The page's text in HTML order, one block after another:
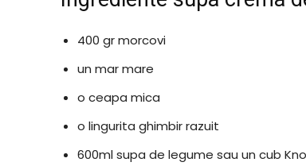
400 gr morcovi
un mar mare
o ceapa mica
o lingurita ghimbir razuit
600ml supa de legume sau un cub